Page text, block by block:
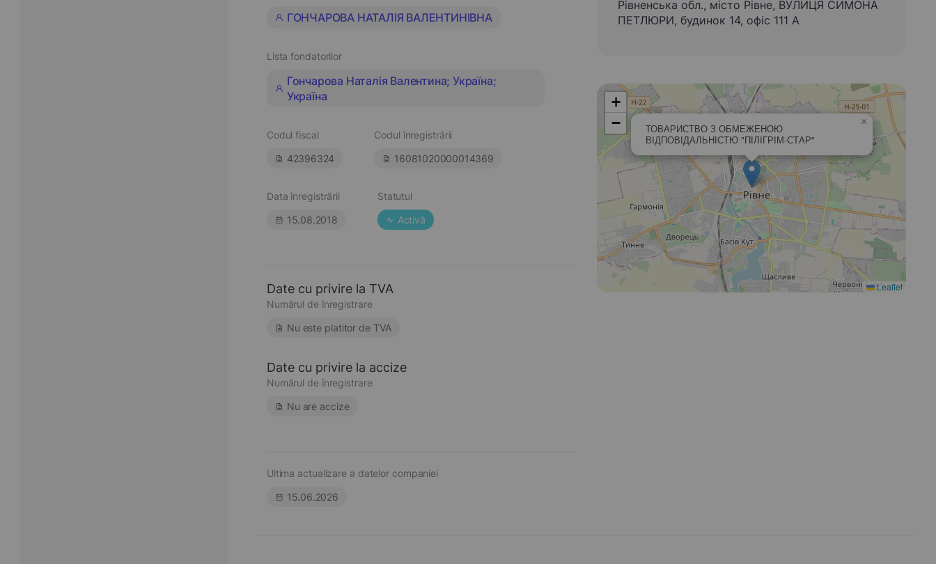
ГОНЧАРОВА НАТАЛІЯ ВАЛЕНТИНІВНА
Lista fondatorilor
Гончарова Наталія Валентина; Україна;
Україна
Codul fiscal
42396324
Codul înregistrării
16081020000014369
Data înregistrării
15.08.2018
Statutul
Activă
Date cu privire la TVA
Numărul de înregistrare
Nu este platitor de TVA
Date cu privire la accize
Numărul de înregistrare
Nu are accize
Ultima actualizare a datelor companiei
15.06.2026
Рівненська обл., місто Рівне, ВУЛИЦЯ СИМОНА
ПЕТЛЮРИ, будинок 14, офіс 111 А
ТОВАРИСТВО З ОБМЕЖЕНОЮ
ВІДПОВІДАЛЬНІСТЮ "ПІЛІГРІМ-СТАР"
×
+
−
Leaflet